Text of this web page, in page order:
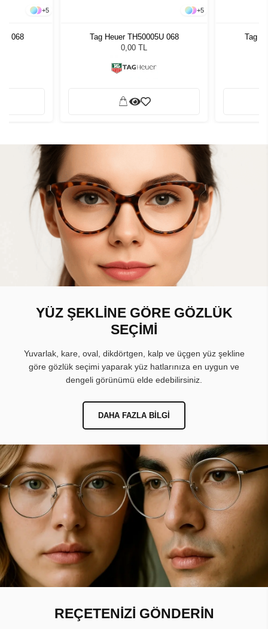
+5
068
+5
Tag Heuer TH50005U 068
0,00 TL
Tag
YÜZ ŞEKLİNE GÖRE GÖZLÜK
SEÇİMİ
Yuvarlak, kare, oval, dikdörtgen, kalp ve üçgen yüz şekline
göre gözlük seçimi yaparak yüz hatlarınıza en uygun ve
dengeli görünümü elde edebilirsiniz.
DAHA FAZLA BILGI
REÇETENİZİ GÖNDERİN